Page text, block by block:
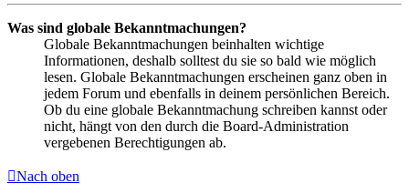
Was sind globale Bekanntmachungen?
Globale Bekanntmachungen beinhalten wichtige
Informationen, deshalb solltest du sie so bald wie möglich
lesen. Globale Bekanntmachungen erscheinen ganz oben in
jedem Forum und ebenfalls in deinem persönlichen Bereich.
Ob du eine globale Bekanntmachung schreiben kannst oder
nicht, hängt von den durch die Board-Administration
vergebenen Berechtigungen ab.
Nach oben